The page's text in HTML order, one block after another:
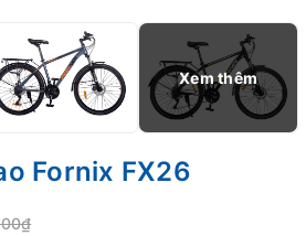
Fornix FX26